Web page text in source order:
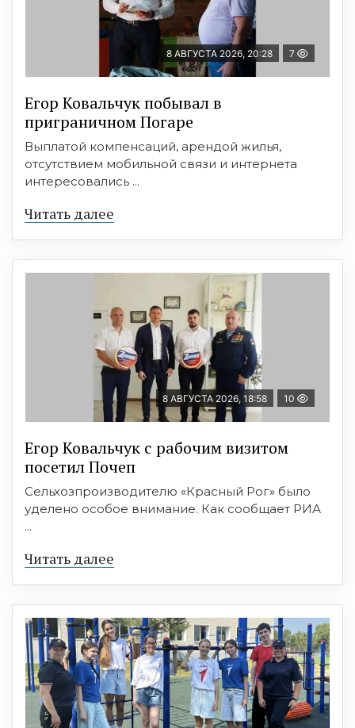
8 АВГУСТА 2026, 20:28 7
Егор Ковальчук побывал в
приграничном Погаре
Выплатой компенсаций, арендой жилья,
отсутствием мобильной связи и интернета
интересовались ...
Читать далее
8 АВГУСТА 2026, 18:58 10
Егор Ковальчук с рабочим визитом
посетил Почеп
Сельхозпроизводителю «Красный Рог» было
уделено особое внимание. Как сообщает РИА
...
Читать далее